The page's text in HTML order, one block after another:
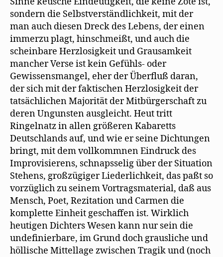
sondern die Selbstverständlichkeit, mit der
man auch diesen Dreck des Lebens, der einen
immerzu plagt, hinschmeißt, und auch die
scheinbare Herzlosigkeit und Grausamkeit
mancher Verse ist kein Gefühls- oder
Gewissensmangel, eher der Überfluß daran,
der sich mit der faktischen Herzlosigkeit der
tatsächlichen Majorität der Mitbürgerschaft zu
deren Ungunsten ausgleicht. Heut tritt
Ringelnatz in allen größeren Kabaretts
Deutschlands auf, und wie er seine Dichtungen
bringt, mit dem vollkommnen Eindruck des
Improvisierens, schnapsselig über der Situation
Stehens, großzügiger Liederlichkeit, das paßt so
vorzüglich zu seinem Vortragsmaterial, daß aus
Mensch, Poet, Rezitation und Carmen die
komplette Einheit geschaffen ist. Wirklich
heutigen Dichters Wesen kann nur sein die
undefinierbare, im Grund doch grausliche und
höllische Mittellage zwischen Tragik und (noch